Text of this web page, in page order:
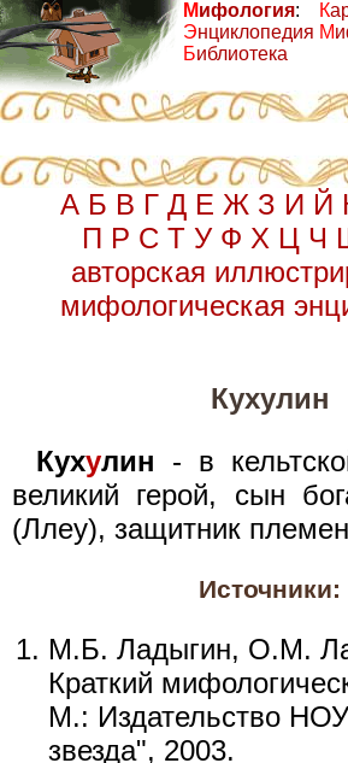
Мифология:
Энциклопедия
Библиотека
К
М
А Б В Г Д Е Ж З И Й
П Р С Т У Ф Х Ц Ч
авторская
мифологическая
Кухулин
Кухулин - в
великий герой, сын
(Ллеу), защитник
Источники:
М.Б. Ладыгин, О.М.
Краткий
М.: Издательство
звезда", 2003.